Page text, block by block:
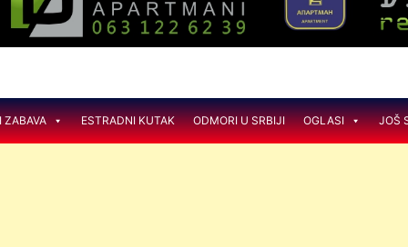
ZABAVA ESTRADNI KUTAK ODMORI U SRBIJI OGLASI JOŠ